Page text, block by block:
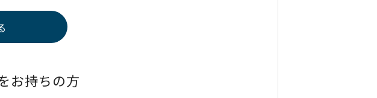
お持ちの方